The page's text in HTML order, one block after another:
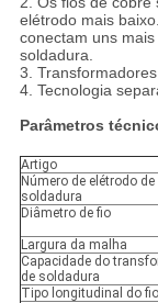
elétrodo mais
conectam uns
soldadura.
3.
4. Tecnologia
Parâmetros
Artigo
Número de elétrodo de
soldadura
Diâmetro de fio
Largura da malha
Capacidade do
de soldadura
Tipo longitudinal do fio